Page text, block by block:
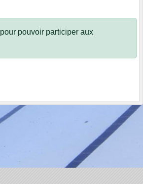
pour pouvoir participer aux